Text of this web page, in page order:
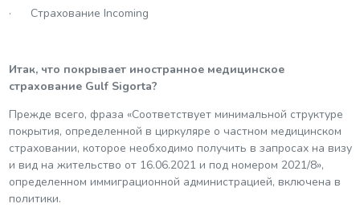
· Страхование Incoming
Итак, что покрывает иностранное медицинское
страхование Gulf Sigorta?
Прежде всего, фраза «Соответствует минимальной структуре
покрытия, определенной в циркуляре о частном медицинском
страховании, которое необходимо получить в запросах на визу
и вид на жительство от 16.06.2021 и под номером 2021/8»,
определенном иммиграционной администрацией, включена в
политики.